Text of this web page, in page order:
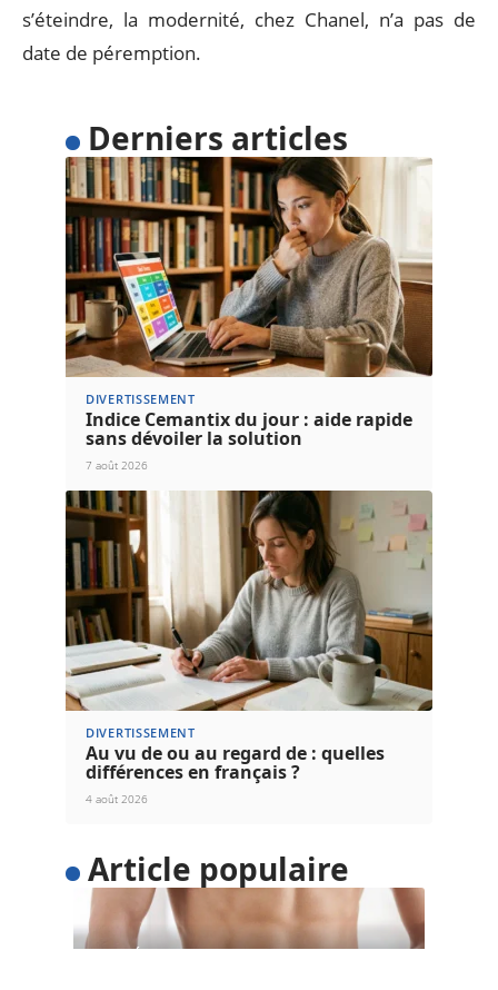
s’éteindre, la modernité, chez Chanel, n’a pas de
date de péremption.
Derniers articles
DIVERTISSEMENT
Indice Cemantix du jour : aide rapide
sans dévoiler la solution
7 août 2026
DIVERTISSEMENT
Au vu de ou au regard de : quelles
différences en français ?
4 août 2026
Article populaire
SANTÉ